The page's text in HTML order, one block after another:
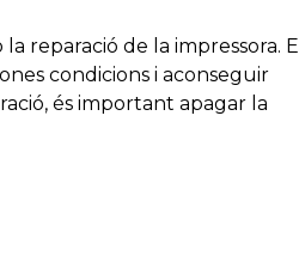
reparació de la impressora. El
condicions i aconseguir
és important apagar la